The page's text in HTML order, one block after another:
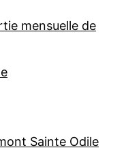
mensuelle de
Sainte Odile